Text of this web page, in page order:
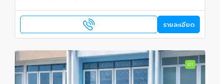
รายละเอียด
เช่า